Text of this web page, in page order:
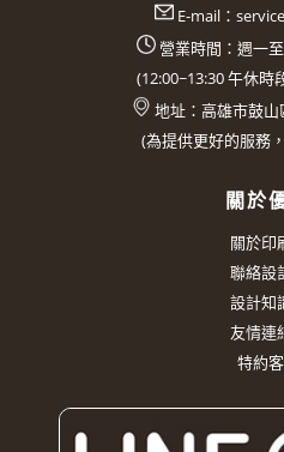
E-mail：
營業時間：週一
(12:00~13:30午休時
地址： 高雄市鼓
(為提供更好的服務
關於
關於印
聯絡設
設計知
友情連
特約